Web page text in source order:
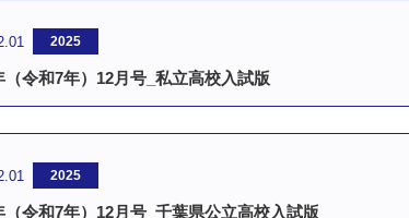
2025
（令和7年）12月号_私立高校入試版
2025
（令和7年）12月号_千葉県公立高校入試版